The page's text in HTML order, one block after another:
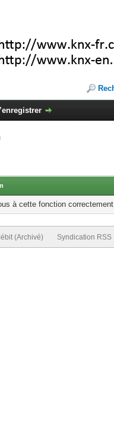
à cette fonction
(Archivé) Syndication RSS